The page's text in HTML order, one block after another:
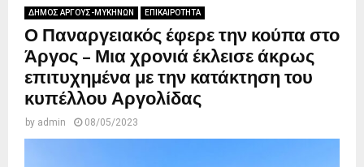
ΔΗΜΟΣ ΑΡΓΟΥΣ-ΜΥΚΗΝΩΝ ΕΠΙΚΑΙΡΟΤΗΤΑ
Ο Παναργειακός έφερε την κούπα στο
Άργος – Μια χρονιά έκλεισε άκρως
επιτυχημένα με την κατάκτηση του
κυπέλλου Αργολίδας
by admin 08/05/2023